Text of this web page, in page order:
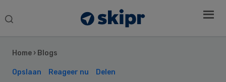
Search
Home › Blogs
Opslaan Reageer nu Delen
Sidebar